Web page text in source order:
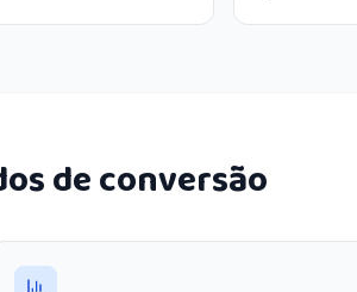
de conversão